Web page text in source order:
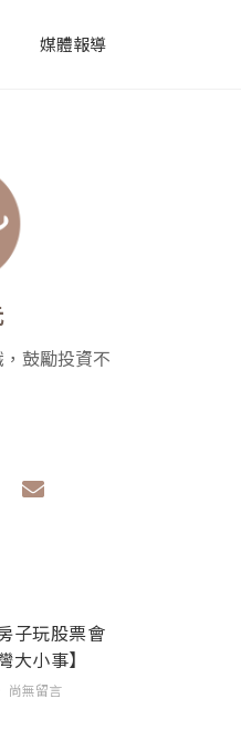
媒體報導
鼓勵投資不
E
n
p
e
子玩股票會
大小事】
尚無留言